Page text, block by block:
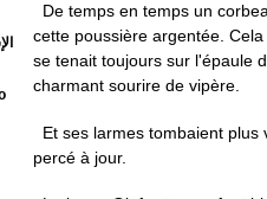
De temps en temps un
cette poussière argentée.
se tenait toujours sur l'épaule
charmant sourire de vipère.
Et ses larmes tombaient plus
percé à jour.